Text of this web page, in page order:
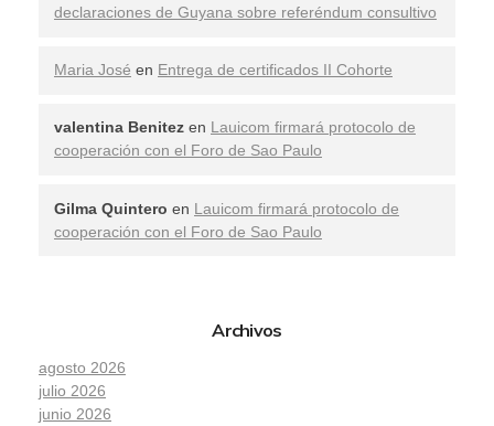
declaraciones de Guyana sobre referéndum consultivo
Maria José en Entrega de certificados II Cohorte
valentina Benitez en Lauicom firmará protocolo de
cooperación con el Foro de Sao Paulo
Gilma Quintero en Lauicom firmará protocolo de
cooperación con el Foro de Sao Paulo
Archivos
agosto 2026
julio 2026
junio 2026